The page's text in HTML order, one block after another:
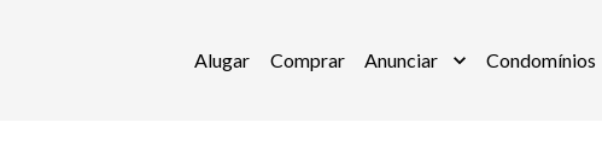
Alugar Comprar Anunciar Condomínios